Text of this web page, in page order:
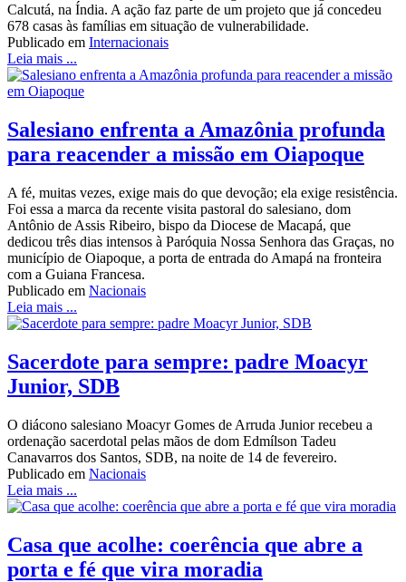
Calcutá, na Índia. A ação faz parte de um projeto que já concedeu
678 casas às famílias em situação de vulnerabilidade.
Publicado em Internacionais
Leia mais ...
Salesiano enfrenta a Amazônia profunda
para reacender a missão em Oiapoque
A fé, muitas vezes, exige mais do que devoção; ela exige resistência.
Foi essa a marca da recente visita pastoral do salesiano, dom
Antônio de Assis Ribeiro, bispo da Diocese de Macapá, que
dedicou três dias intensos à Paróquia Nossa Senhora das Graças, no
município de Oiapoque, a porta de entrada do Amapá na fronteira
com a Guiana Francesa.
Publicado em Nacionais
Leia mais ...
Sacerdote para sempre: padre Moacyr
Junior, SDB
O diácono salesiano Moacyr Gomes de Arruda Junior recebeu a
ordenação sacerdotal pelas mãos de dom Edmílson Tadeu
Canavarros dos Santos, SDB, na noite de 14 de fevereiro.
Publicado em Nacionais
Leia mais ...
Casa que acolhe: coerência que abre a
porta e fé que vira moradia